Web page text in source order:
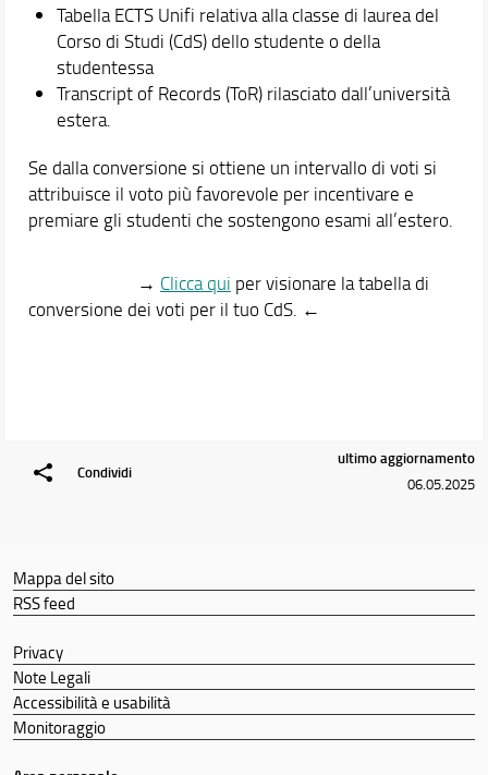
Tabella ECTS Unifi relativa alla classe di laurea del
Corso di Studi (CdS) dello studente o della
studentessa
Transcript of Records (ToR) rilasciato dall’università
estera.
Se dalla conversione si ottiene un intervallo di voti si
attribuisce il voto più favorevole per incentivare e
premiare gli studenti che sostengono esami all’estero.
→ Clicca qui per visionare la tabella di
conversione dei voti per il tuo CdS. ←
Condividi
ultimo aggiornamento
06.05.2025
Mappa del sito
RSS feed
Privacy
Note Legali
Accessibilità e usabilità
Monitoraggio